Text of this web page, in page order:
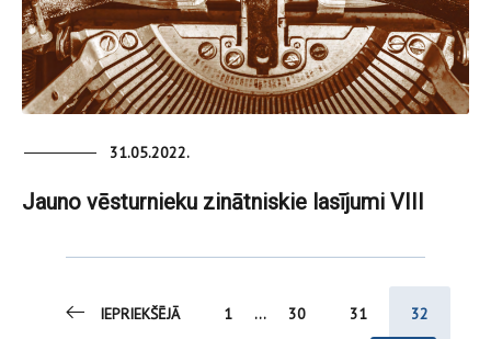
31.05.2022.
Jauno vēsturnieku zinātniskie lasījumi VIII
IEPRIEKŠĒJĀ 1 ... 30 31 32